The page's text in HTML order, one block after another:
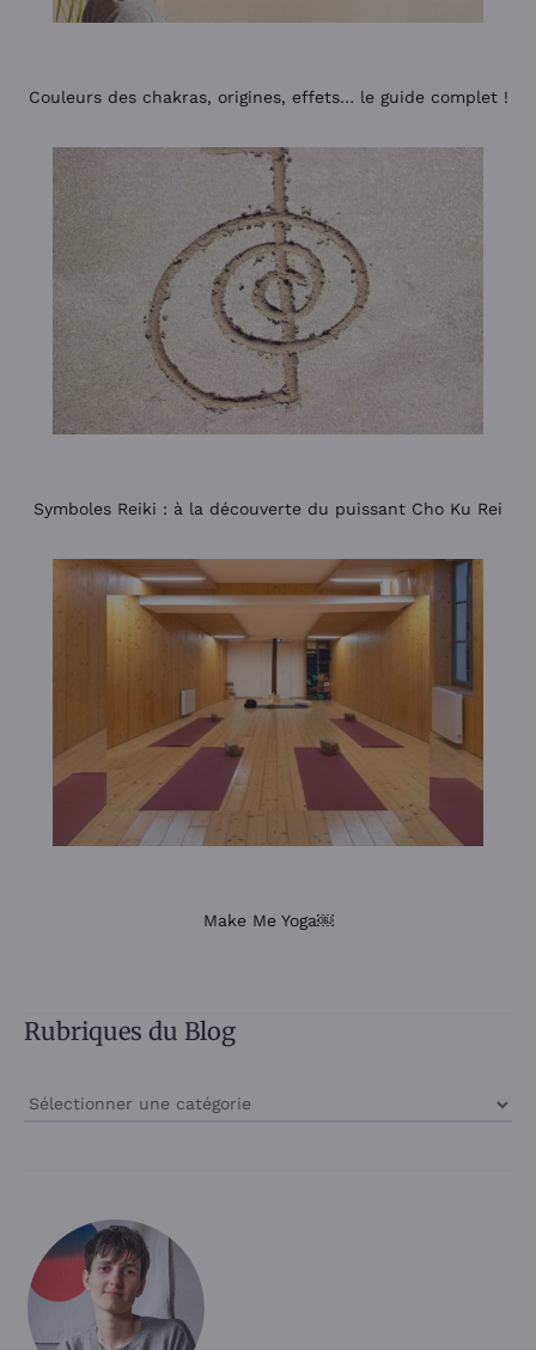
Couleurs des chakras, origines, effets… le guide complet !
Symboles Reiki : à la découverte du puissant Cho Ku Rei
Make Me Yoga￼
Rubriques du Blog
Rubriques